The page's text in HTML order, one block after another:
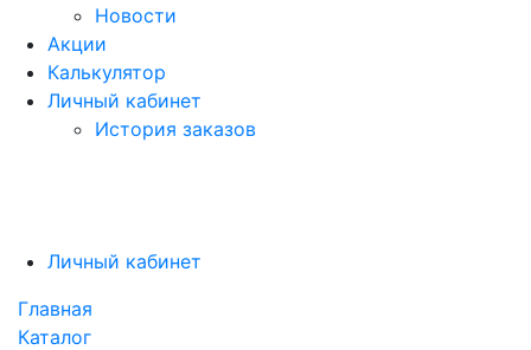
Новости
Акции
Калькулятор
Личный кабинет
История заказов
Личный кабинет
Главная
Каталог